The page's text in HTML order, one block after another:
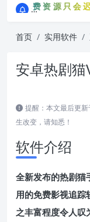
免费资源只会迟
免费资源只会
首页 实用软件
安卓热剧
提醒：本文最后更
生改变，请知悉！
软件介绍
全新发布的热剧
用的免费影视追踪
之丰富程度令人叹